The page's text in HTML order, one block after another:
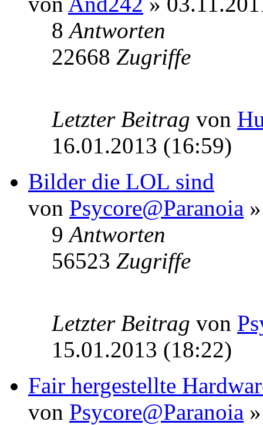
8Antworten
22668 Zugriffe
Letzter Beitrag von
16.01.2013 (16:59)
Bilder die LOL sind
von Psycore@Paranoia
9Antworten
56523 Zugriffe
Letzter Beitrag von
15.01.2013 (18:22)
Fair hergestellte
von Psycore@Paranoia